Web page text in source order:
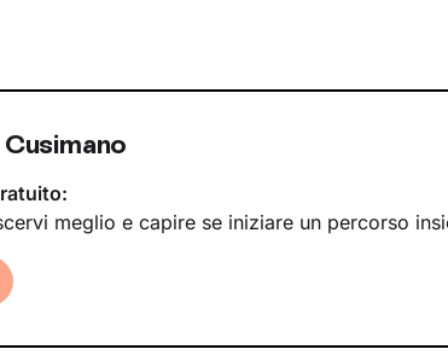
meglio e capire se iniziare un percorso